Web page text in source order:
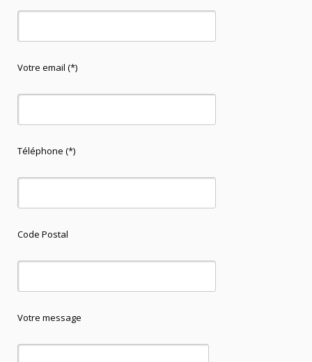
Votre email (*)
Téléphone (*)
Code Postal
Votre message